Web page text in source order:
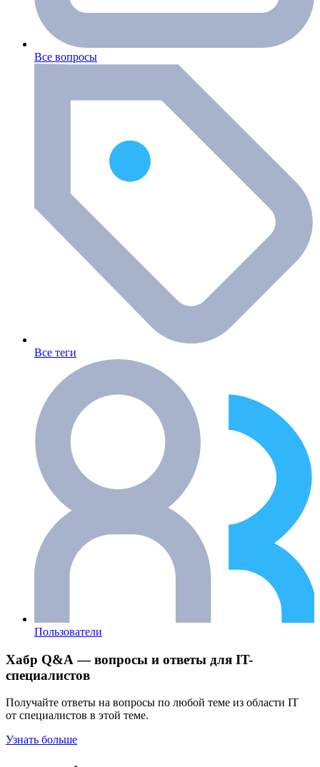
Все вопросы
Все теги
Пользователи
Хабр Q&A — вопросы и ответы для IT-
специалистов
Получайте ответы на вопросы по любой теме из области IT
от специалистов в этой теме.
Узнать больше